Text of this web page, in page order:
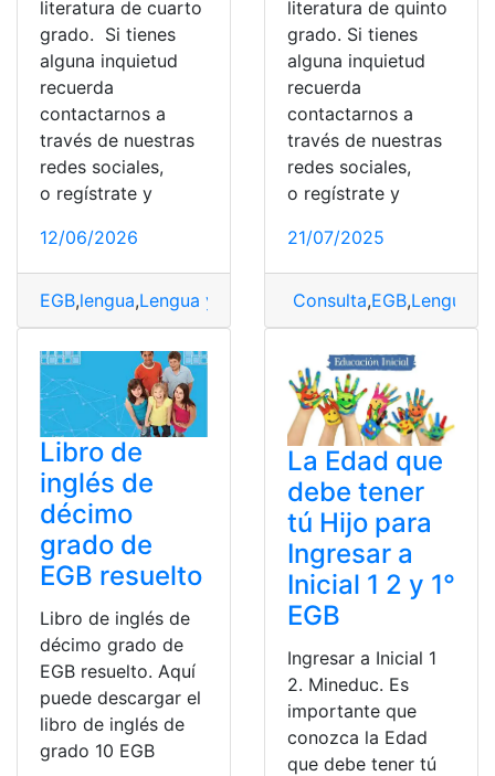
literatura de cuarto
grado. Si tienes
alguna inquietud
recuerda
contactarnos a
través de nuestras
redes sociales,
o regístrate y
12/06/2026
EGB,lengua,Lengua y Literatura,Libro Resuelto,
literatura de quinto
grado. Si tienes
alguna inquietud
recuerda
contactarnos a
través de nuestras
redes sociales,
o regístrate y
21/07/2025
Consulta,EGB,Lengua y
Libro de
inglés de
décimo
grado de
EGB resuelto
Libro de inglés de
décimo grado de
EGB resuelto. Aquí
puede descargar el
libro de inglés de
grado 10 EGB
La Edad que
debe tener
tú Hijo para
Ingresar a
Inicial 1 2 y 1°
EGB
Ingresar a Inicial 1
2. Mineduc. Es
importante que
conozca la Edad
que debe tener tú